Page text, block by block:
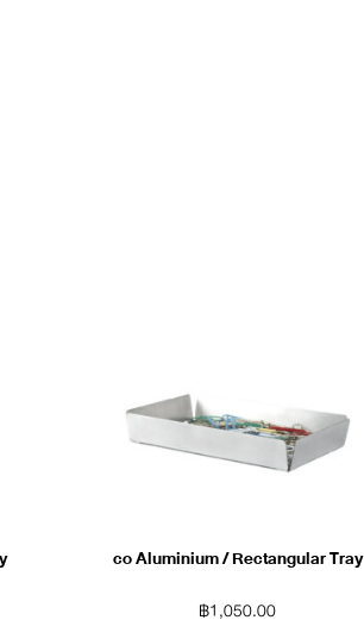
co Aluminium / Rectangular Tray
฿1,050.00